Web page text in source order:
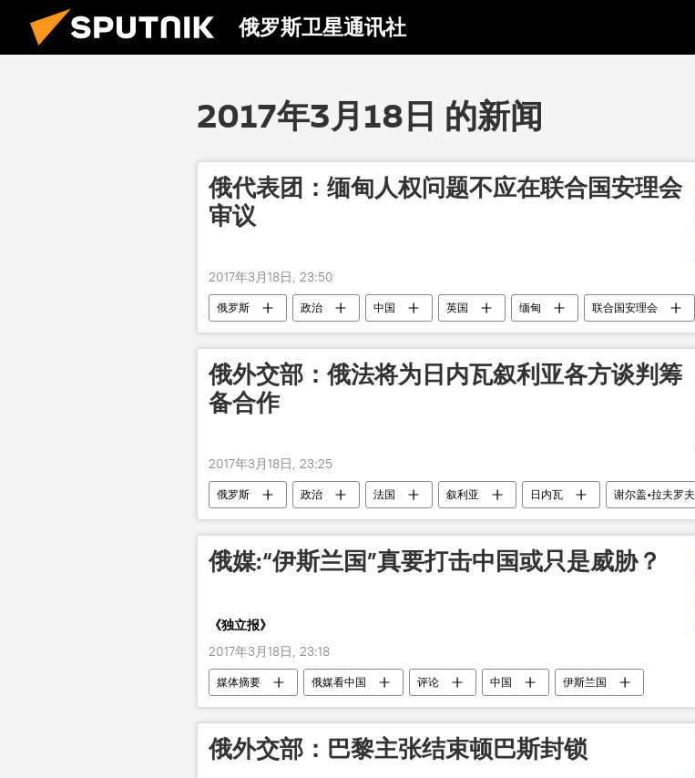
俄罗斯卫星通讯社
2017年3月18日 的新闻
俄代表团：缅甸人权问题不应在联合国安理会
审议
2017年3月18日, 23:50
俄罗斯 政治 中国 英国 缅甸 联合国安理会
俄外交部：俄法将为日内瓦叙利亚各方谈判筹
备合作
2017年3月18日, 23:25
俄罗斯 政治 法国 叙利亚 日内瓦
谢尔盖•拉夫罗夫
让-马克•艾罗
谈判
俄媒:“伊斯兰国”真要打击中国或只是威胁？
《独立报》
2017年3月18日, 23:18
媒体摘要 俄媒看中国 评论 中国 伊斯兰国
俄外交部：巴黎主张结束顿巴斯封锁